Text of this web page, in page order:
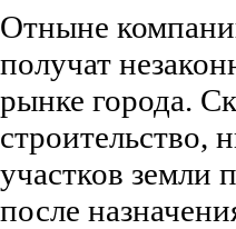
Отныне
получат
рынке города.
строительство,
участков земли
после